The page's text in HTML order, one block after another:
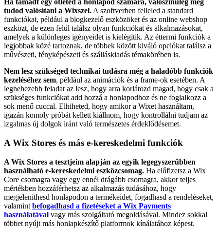
Ha támadt egy ötleted a honlapod számára, valószínűleg meg
tudod valósítani a Wixszel.A szoftverben felleled a standard
funkciókat, például a blogkezelő eszközöket és az online webshop
eszközt, de ezen felül találsz olyan funkciókat és alkalmazásokat,
amelyek a különleges igényeidet is kielégítik. Az éttermi funkciók a
legjobbak közé tartoznak, de többek között kiváló opciókat találsz a
művészeti, fényképészeti és szálláskiadás témakörében is.
Nem lesz szükséged technikai tudásra még a haladóbb funkciók
kezeléséhez sem, például az animációk és a frame-ok esetében. A
legnehezebb feladat az lesz, hogy arra korlátozd magad, hogy csak a
szükséges funkciókat add hozzá a honlapodhoz és ne foglalkozz a
sok menő cuccal. Elhiheted, hogy amikor a Wixet használtam,
igazán komoly próbát kellett kiállnom, hogy kontrollálni tudjam az
izgalmas új dolgok iránt való természetes érdeklődésemet.
A Wix Stores és más e-kereskedelmi funkciók
A Wix Stores a tesztjeim alapján az egyik legegyszerűbben
használható e-kereskedelmi eszközcsomag. Ha előfizetsz a Wix
Core csomagra vagy egy ennél drágább csomagra, akkor teljes
mértékben hozzáférhetsz az alkalmazás tudásához, hogy
megjeleníthesd honlapodon a termékeidet, fogadhasd a rendeléseket,
valamint befogadhasd a fizetéseket a Wix Payments
használatával vagy más szolgáltató megoldásával. Mindez sokkal
többet nyújt más honlapkészítő platformok kínálatához képest.